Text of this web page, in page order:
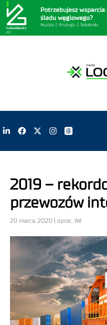
2019 –
przewozów
20 marca, 2020 | oprac. IW